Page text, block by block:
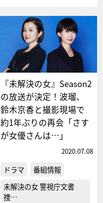
『未解決の女』Season2
の放送が決定！波瑠、
鈴木京香と撮影現場で
約1年ぶりの再会「さす
が女優さんは…」
2020.07.08
ドラマ
番組情報
未解決の女 警視庁文書
捜…